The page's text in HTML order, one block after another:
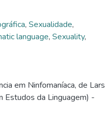
, Sexualidade,
language, Sexuality,
em Ninfomaníaca, de Lars
Estudos da Linguagem) -